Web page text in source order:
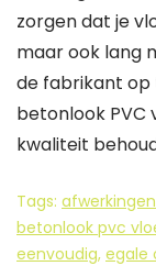
zorgen dat je
maar ook lang
de fabrikant op
betonlook
kwaliteit
Tags: afwerkingen
betonlook pvc
eenvoudig, egale